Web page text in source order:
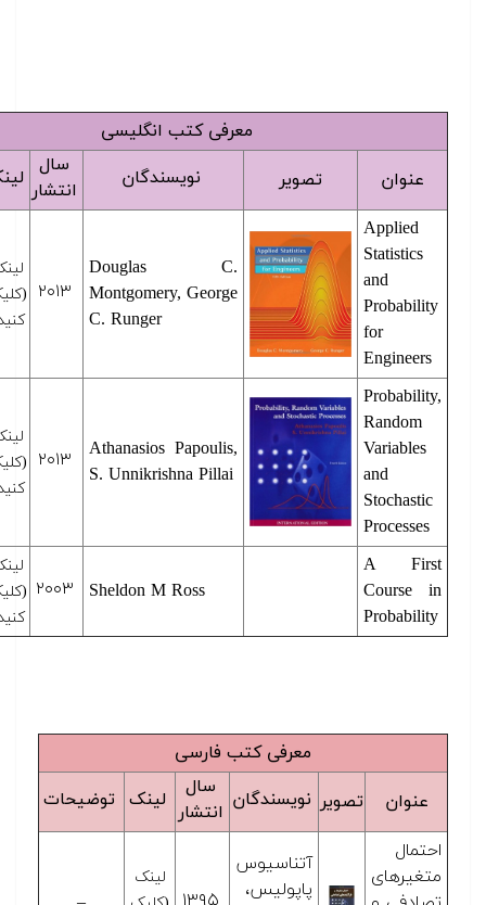
معرفی کتب انگلیسی
تصویر نویسندگان
سال
انتشار
توضیحات
Douglas C.
Montgomery, George
C. Runger
۲۰۱۳
لینک
(کلیک
کنید)
۵th
Edition
Athanasios Papoulis,
S. Unnikrishna Pillai
۲۰۱۳
لینک
(کلیک
۴th
Edition
Sheldon M Ross ۲۰۰۳ (کلیک
–
معرفی کتب فارسی
تصویر نویسندگان
انتشار
لینک توضیحات
آتناسیوس
پاپولیس،
لینک